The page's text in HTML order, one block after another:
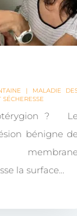
|
MALADIE
?
bénigne
la surface...